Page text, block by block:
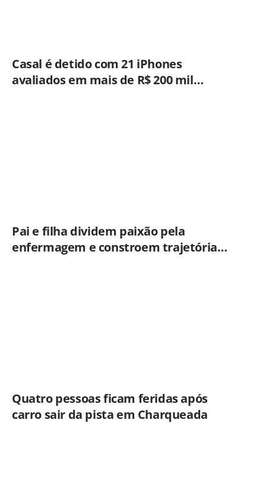
Casal é detido com 21 iPhones
avaliados em mais de R$ 200 mil
Pai e filha dividem paixão pela
enfermagem e constroem trajetória
Quatro pessoas ficam feridas após
carro sair da pista em Charqueada